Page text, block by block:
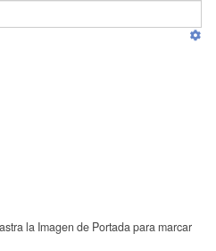
la Imagen de Portada para marcar